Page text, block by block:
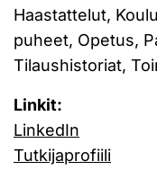
Haastattelut,
puheet, Opetus,
Tilaushistoriat,
Linkit:
LinkedIn
Tutkijaprofiili